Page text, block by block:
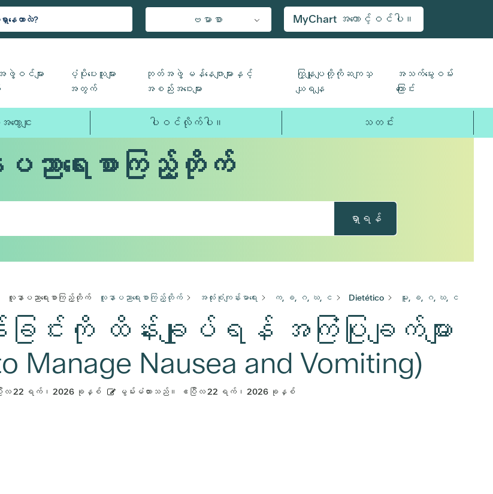
ဗမာစာ MyChart အကောင့်ဝင်ပါ။
ဖွဲ့ဝင်များ
ပံ့ပိုးပေးသူများ
အတွက်
ဘုတ်အဖွဲ့ မန်နေဂျာများနှင့်
အစည်းအဝေးများ
ကြှနျုပျတို့ကိုဆကျသှ
ယျရနျ
အသက်မွေးဝမ်း
ကြောင်း
ောငျး ပါဝင်လိုက်ပါ။ သတင်း
ညာရေးစာကြည့်တိုက်
ရှာရန်
လူနာပညာရေးစာကြည့်တိုက် လူနာပညာရေးစာကြည့်တိုက် အလုံးစုံကျန်းမာရေး က, ခ, ဂ, ဃ, င Dietético မူး, ခ, ဂ, ဃ, င
ြင်းကို ထိန်းချုပ်ရန် အကြံပြုချက်များ
Manage Nausea and Vomiting)
ြီလ 22 ရက်၊ 2026 ခုနှစ် မွမ်းမံထားသည်။ ဧပြီလ 22 ရက်၊ 2026 ခုနှစ်